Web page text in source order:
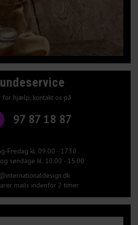
for hjælp, kontakt os på
97 87 18 87
Fredag kl. 09.00 - 17.30
søndage kl. 10.00 - 15.00
mails indenfor 2 timer